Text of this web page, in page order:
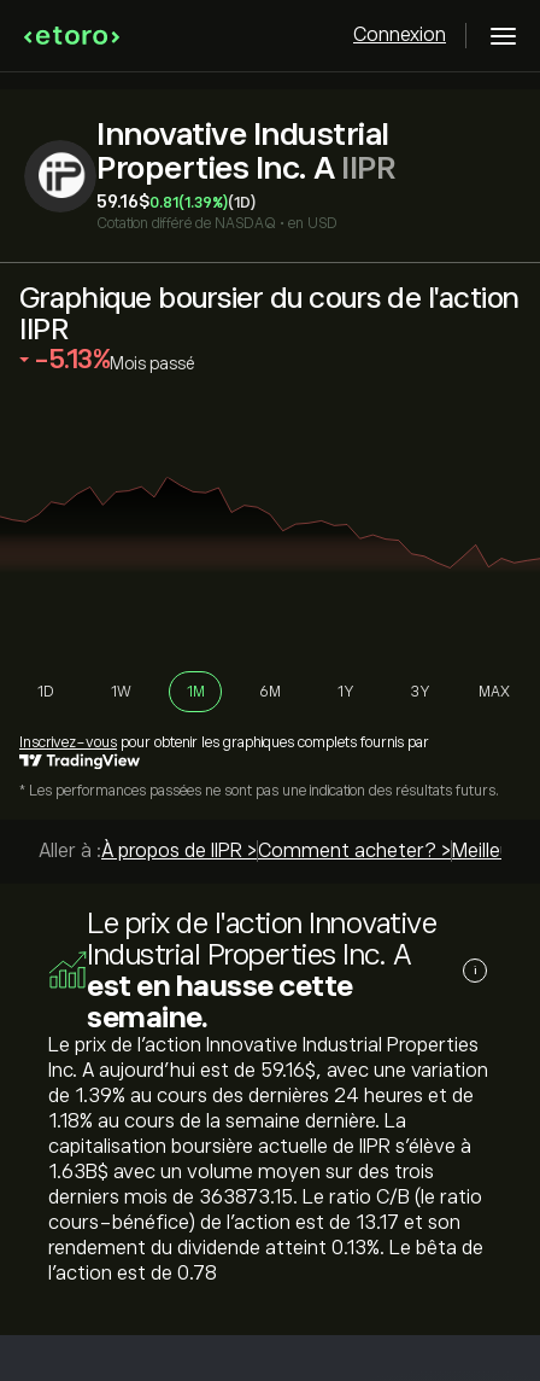
Connexion
Innovative Industrial
Properties Inc. A IIPR
59.16‎$‎0.81 (1.39%)(1D)
Cotation différé de NASDAQ • en USD
Graphique boursier du cours de l'action
IIPR
‎-5.13‎ Mois passé
1D 1W 1M 6M 1Y 3Y MAX
Inscrivez-vous pour obtenir les graphiques complets fournis par
* Les performances passées ne sont pas une indication des résultats futurs.
Aller à :À propos de IIPR >Comment acheter? > Meilleurs
Le prix de l'action Innovative
Industrial Properties Inc. A
est en hausse cette
semaine.
i
Le prix de l'action Innovative Industrial Properties
Inc. A aujourd'hui est de 59.16‎$‎, avec une variation
de ‎1.39‎% au cours des dernières 24 heures et de
‎1.18‎% au cours de la semaine dernière. La
capitalisation boursière actuelle de IIPR s'élève à
1.63B‎$‎ avec un volume moyen sur des trois
derniers mois de 363873.15. Le ratio C/B (le ratio
cours-bénéfice) de l'action est de 13.17 et son
rendement du dividende atteint 0.13%. Le bêta de
l'action est de 0.78